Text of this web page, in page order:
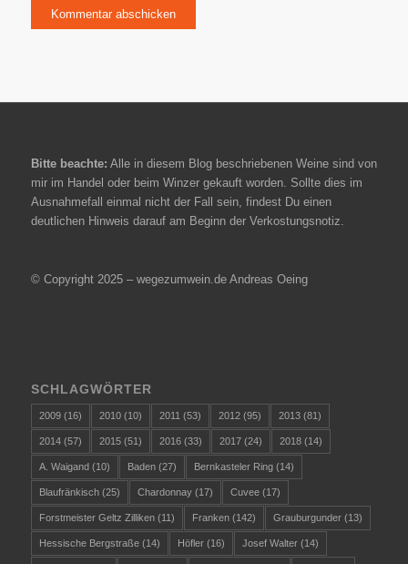
Bitte beachte: Alle in diesem Blog beschriebenen Weine sind von
mir im Handel oder beim Winzer gekauft worden. Sollte dies im
Ausnahmefall einmal nicht der Fall sein, findest Du einen
deutlichen Hinweis darauf am Beginn der Verkostungsnotiz.
© Copyright 2025 – wegezumwein.de Andreas Oeing
SCHLAGWÖRTER
2009(16) 2010(10) 2011 (53) 2012(95) 2013(81)
2014(57) 2015(51) 2016(33) 2017(24) 2018(14)
A. Waigand(10) Baden(27) Bernkasteler Ring(14)
Blaufränkisch(25) Chardonnay(17) Cuvee(17)
Forstmeister Geltz Zilliken(11) Franken(142) Grauburgunder(13)
Hessische Bergstraße(14) Höfler(16) Josef Walter(14)